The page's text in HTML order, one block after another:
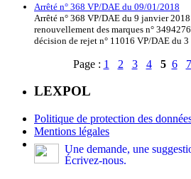
Arrêté n° 368 VP/DAE du 09/01/2018
Arrêté n° 368 VP/DAE du 9 janvier
renouvellement des marques n°
décision de rejet n° 11016 VP/DAE du
Page : 1 2 3 4 5 6 7
LEXPOL
Politique de protection des
Mentions légales
Une demande, une
Écrivez-nous.